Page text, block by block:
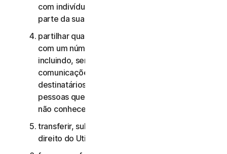
com indivíduos que não sejam colaboradores ou
parte da sua Pequena Empresa;
partilhar quaisquer dados ou outros conteúdos
com um número excessivo de pessoas,
incluindo, sem limitação, o envio de
comunicações para um número elevado de
destinatários ou a partilha de conteúdo com
pessoas que o Utilizador não conhece ou que
não conhecem o Utilizador;
transferir, sublicenciar, alugar e/ou emprestar o
direito do Utilizador de utilizar os Serviços;